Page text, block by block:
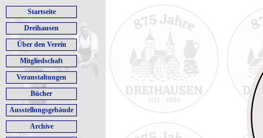
Startseite
Dreihausen
Über den Verein
Mitgliedschaft
Veranstaltungen
Bücher
Ausstellungsgebäude
Archive